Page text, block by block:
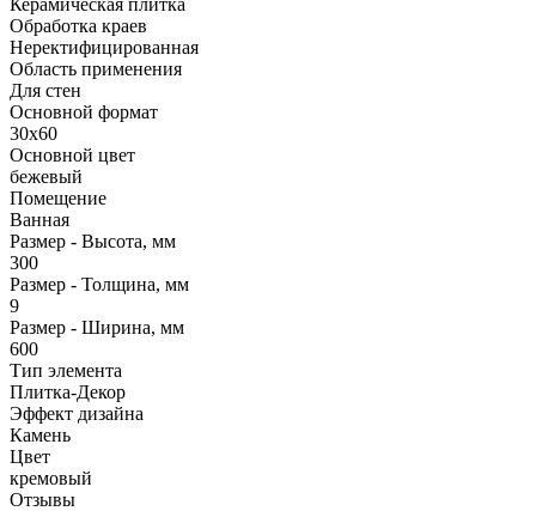
Обработка краев
Неректифицированная
Область применения
Для стен
Основной формат
30х60
Основной цвет
бежевый
Помещение
Ванная
Размер - Высота, мм
300
Размер - Толщина, мм
9
Размер - Ширина, мм
600
Тип элемента
Плитка-Декор
Эффект дизайна
Камень
Цвет
кремовый
Отзывы